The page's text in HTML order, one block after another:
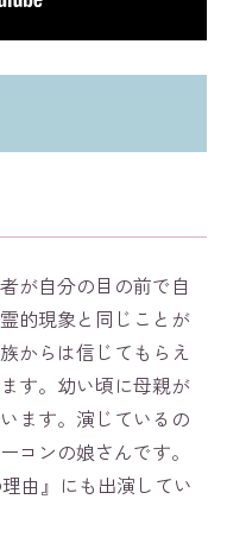
が自分の目の前で自
的現象と同じことが
からは信じてもらえ
す。幼い頃に母親が
ます。演じているの
コンの娘さんです。
由』にも出演してい